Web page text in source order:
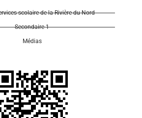
scolaire de la Rivière-du-Nord
Secondaire 1
Médias